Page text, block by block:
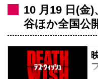
10 月19 日(金
谷ほか全国公